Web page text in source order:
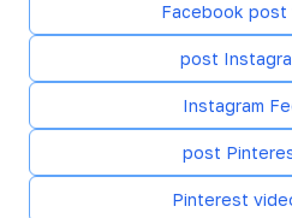
Facebook post
post
Instagram
post
Pinterest